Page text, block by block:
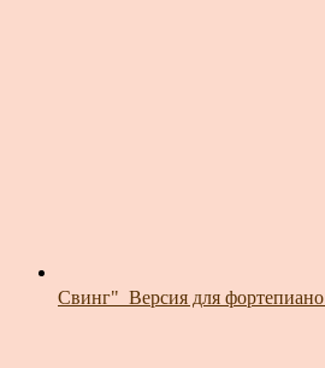
Свинг"_Версия для фортепиано